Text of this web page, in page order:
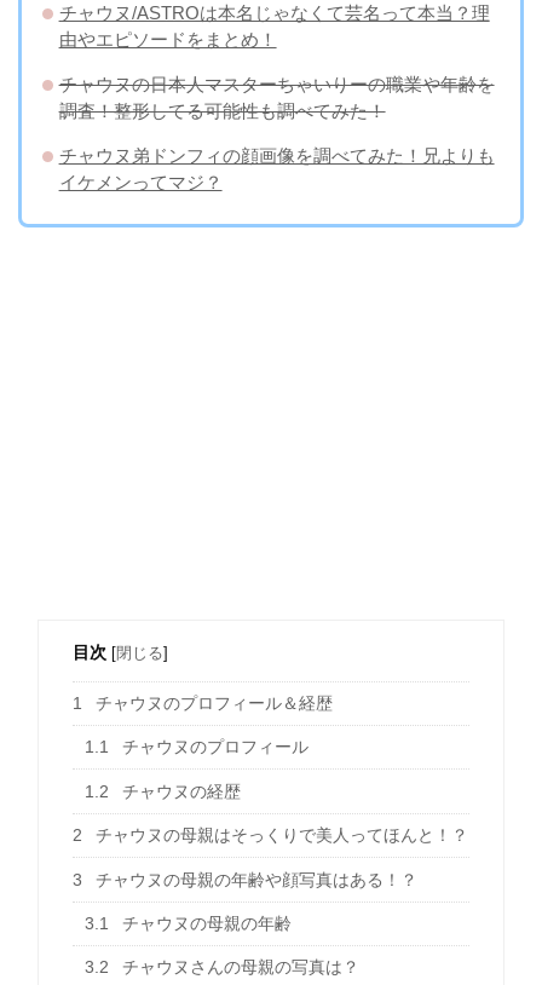
チャウヌ/ASTROは本名じゃなくて芸名って本当？理
由やエピソードをまとめ！
チャウヌの日本人マスターちゃいりーの職業や年齢を
調査！整形してる可能性も調べてみた！
チャウヌ弟ドンフィの顔画像を調べてみた！兄よりも
イケメンってマジ？
目次 [閉じる]
1 チャウヌのプロフィール＆経歴
1.1 チャウヌのプロフィール
1.2 チャウヌの経歴
2 チャウヌの母親はそっくりで美人ってほんと！？
3 チャウヌの母親の年齢や顔写真はある！？
3.1 チャウヌの母親の年齢
3.2 チャウヌさんの母親の写真は？